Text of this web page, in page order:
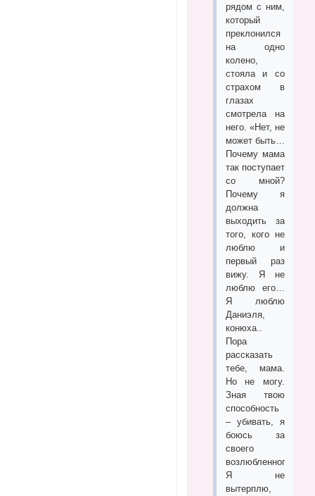
рядом с ним,
который
преклонился
на одно
колено,
стояла и со
страхом в
глазах
смотрела на
него. «Нет, не
может быть…
Почему мама
так поступает
со мной?
Почему я
должна
выходить за
того, кого не
люблю и
первый раз
вижу. Я не
люблю его…
Я люблю
Даниэля,
конюха..
Пора
рассказать
тебе, мама.
Но не могу.
Зная твою
способность
– убивать, я
боюсь за
своего
возлюбленного.
Я не
вытерплю,